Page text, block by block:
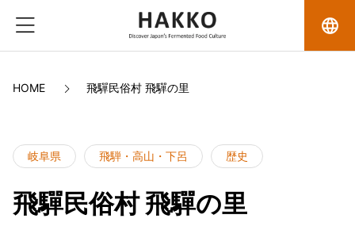
language
HOME 飛驒民俗村 飛驒の里
岐阜県 飛騨・高山・下呂 歴史
飛驒民俗村 飛驒の里